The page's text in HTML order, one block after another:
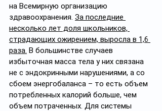
на Всемирную организацию
здравоохранения. За последние
несколько лет доля школьников,
страдающих ожирением, выросла в 1,6
раза. В большинстве случаев
избыточная масса тела у них связана
не с эндокринными нарушениями, а со
сбоем энергобаланса – то есть объем
потребленных калорий больше, чем
объем потраченных. Для системы